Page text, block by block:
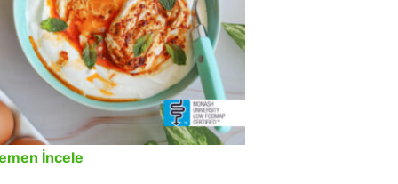
İncele